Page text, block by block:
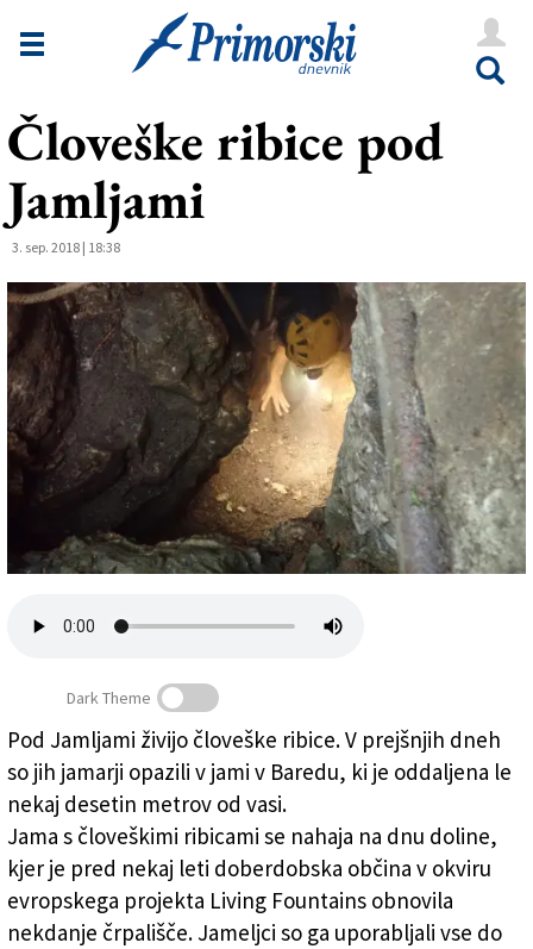
Novice
Goriška
Kultura
Šport
Še
Vreme
V Kioskih
Uredništvo
Založnik
Človeške ribice pod
Jamljami
3. sep. 2018 | 18:38
Človeške ribice pod Jamljami
Dark Theme
Pod Jamljami živijo človeške ribice. V prejšnjih dneh
so jih jamarji opazili v jami v Baredu, ki je oddaljena le
nekaj desetin metrov od vasi.
Jama s človeškimi ribicami se nahaja na dnu doline,
kjer je pred nekaj leti doberdobska občina v okviru
evropskega projekta Living Fountains obnovila
nekdanje črpališče. Jameljci so ga uporabljali vse do